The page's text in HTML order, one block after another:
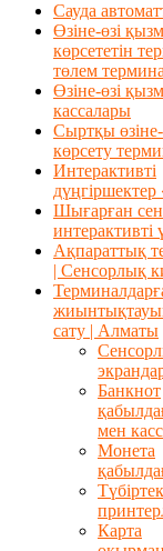
Сауда
Өзіне-өзі
көрсететін
төлем
Өзіне-өзі
кассалары
Сыртқы
көрсету
Интерактивті
Шығарған
интерактивті
Ақпараттық
| Сенсорлық
сату | Алматы
Банкнот
мен
Монета
Түбіртек
Карта